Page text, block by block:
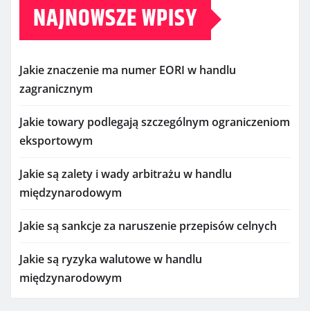
NAJNOWSZE WPISY
Jakie znaczenie ma numer EORI w handlu
zagranicznym
Jakie towary podlegają szczególnym ograniczeniom
eksportowym
Jakie są zalety i wady arbitrażu w handlu
międzynarodowym
Jakie są sankcje za naruszenie przepisów celnych
Jakie są ryzyka walutowe w handlu
międzynarodowym